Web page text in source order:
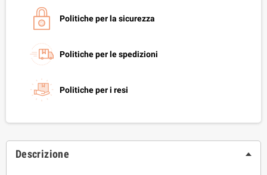
Politiche per la sicurezza
Politiche per le spedizioni
Politiche per i resi
Descrizione